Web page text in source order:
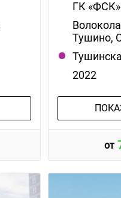
ГК «ФСК»
Тушино,
2022
от